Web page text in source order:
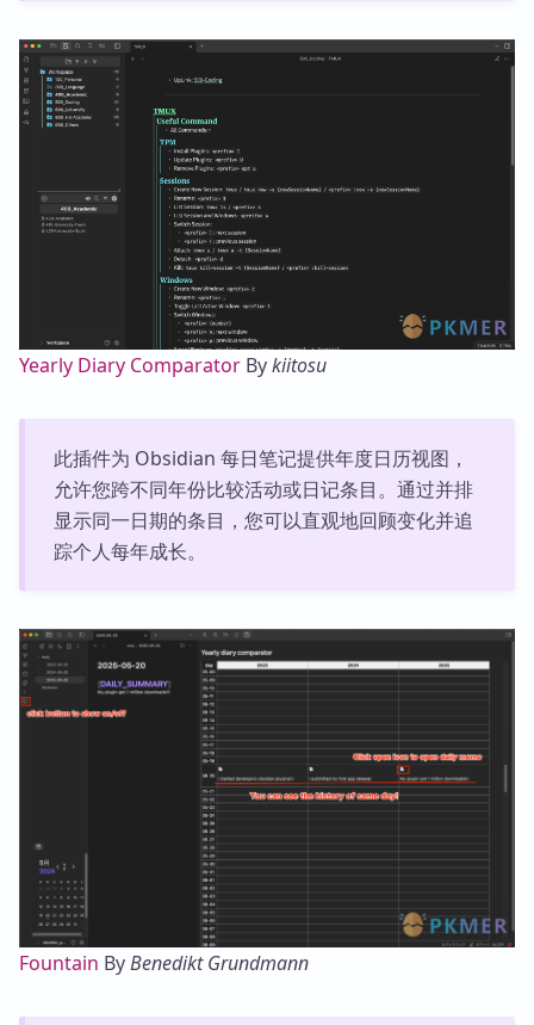
Yearly Diary Comparator Bykiitosu
此插件为 Obsidian 每日笔记提供年度日历视图，
允许您跨不同年份比较活动或日记条目。通过并排
显示同一日期的条目，您可以直观地回顾变化并追
踪个人每年成长。
Fountain ByBenedikt Grundmann